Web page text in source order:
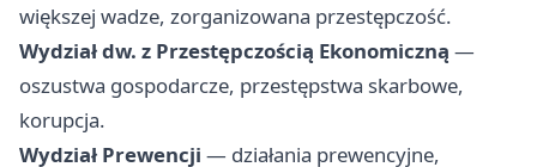
większej wadze, zorganizowana przestępczość.
Wydział dw. z Przestępczością Ekonomiczną —
oszustwa gospodarcze, przestępstwa skarbowe,
korupcja.
Wydział Prewencji — działania prewencyjne,